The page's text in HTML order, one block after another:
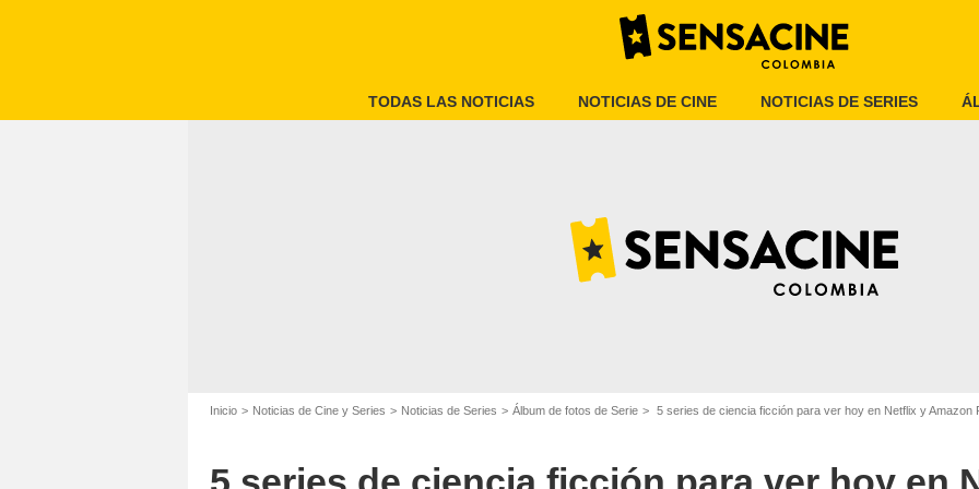
TODAS LAS NOTICIAS NOTICIAS DE CINE NOTICIAS DE SERIES
Inicio Noticias de Cine y Series Noticias de Series Álbum de fotos de Serie 5 series de ciencia ficción para ver hoy en Netflix y Amazon